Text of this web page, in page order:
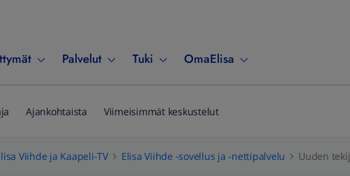
Palvelut Tuki OmaElisa
Ajankohtaista Viimeisimmät keskustelut
Viihde ja Kaapeli-TV Elisa Viihde -sovellus ja -nettipalvelu Uuden